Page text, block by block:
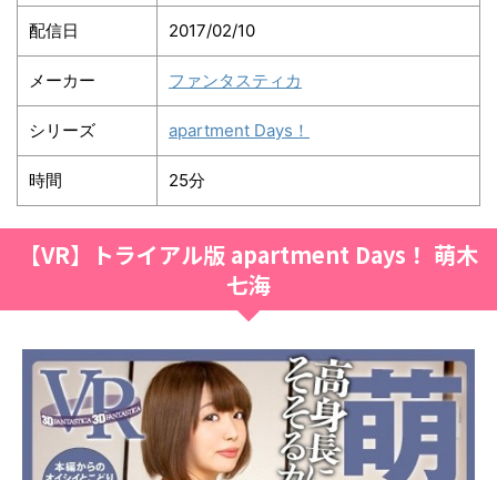
配信日 2017/02/10
メーカー ファンタスティカ
シリーズ apartment Days！
時間 25分
【VR】トライアル版 apartment Days！ 萌木
七海